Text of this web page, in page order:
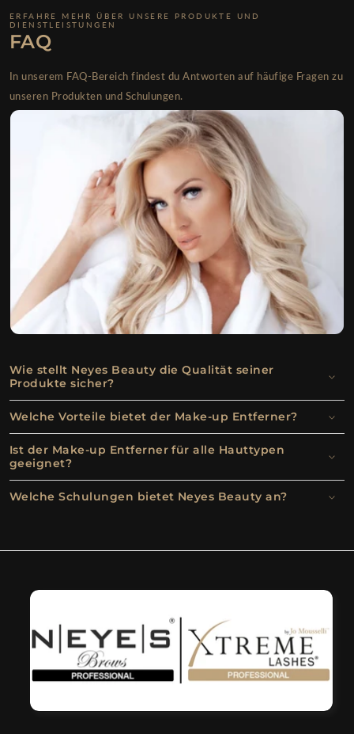
ERFAHRE MEHR ÜBER UNSERE PRODUKTE UND
DIENSTLEISTUNGEN
FAQ
In unserem FAQ-Bereich findest du Antworten auf häufige Fragen zu
unseren Produkten und Schulungen.
Wie stellt Neyes Beauty die Qualität seiner
Produkte sicher?
Welche Vorteile bietet der Make-up Entferner?
Ist der Make-up Entferner für alle Hauttypen
geeignet?
Welche Schulungen bietet Neyes Beauty an?